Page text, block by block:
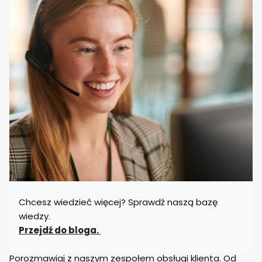
Chcesz wiedzieć więcej? Sprawdź naszą bazę
wiedzy.
Przejdź do bloga.
Porozmawiaj z naszym zespołem obsługi klienta. Od